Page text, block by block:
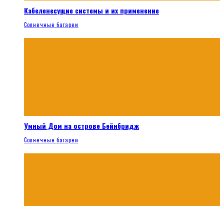
Кабеленесущие системы и их применение
Солнечные батареи
Умный Дом на острове Бейнбридж
Солнечные батареи